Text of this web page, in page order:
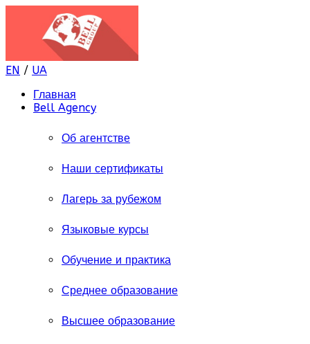
EN / UA
Главная
Bell Agency
Об агентстве
Наши сертификаты
Лагерь за рубежом
Языковые курсы
Обучение и практика
Среднее образование
Высшее образование